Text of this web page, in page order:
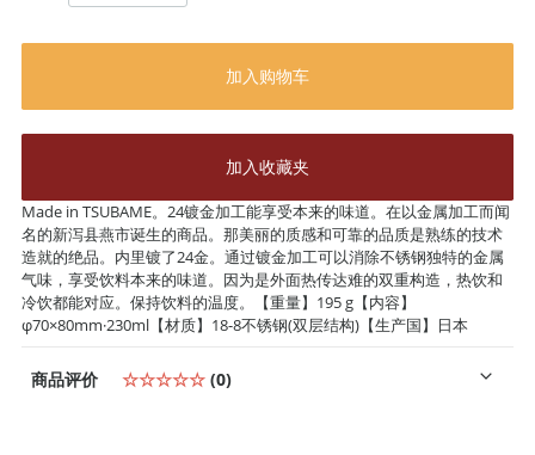
加入购物车
加入收藏夹
Made in TSUBAME。24镀金加工能享受本来的味道。在以金属加工而闻
名的新泻县燕市诞生的商品。那美丽的质感和可靠的品质是熟练的技术
造就的绝品。内里镀了24金。通过镀金加工可以消除不锈钢独特的金属
气味，享受饮料本来的味道。因为是外面热传达难的双重构造，热饮和
冷饮都能对应。保持饮料的温度。【重量】195 g【内容】
φ70×80mm·230ml【材质】18-8不锈钢(双层结构)【生产国】日本
商品评价 ☆☆☆☆☆ (0)